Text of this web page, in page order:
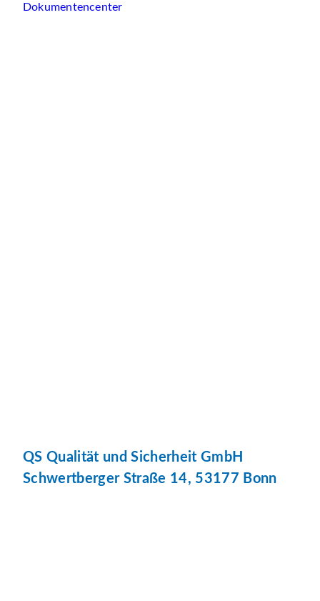
Dokumentencenter
QS Qualität und Sicherheit GmbH
Schwertberger Straße 14, 53177 Bonn